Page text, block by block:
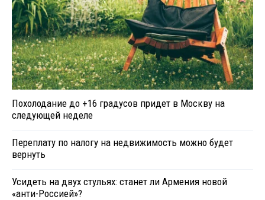
Похолодание до +16 градусов придет в Москву на
следующей неделе
Переплату по налогу на недвижимость можно будет
вернуть
Усидеть на двух стульях: станет ли Армения новой
«анти-Россией»?